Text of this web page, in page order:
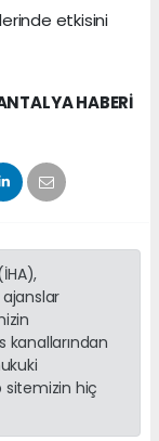
etkisini
HABERİ
hiç